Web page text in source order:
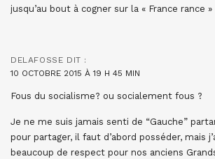
jusqu’au bout à cogner sur la « France rance
DELAFOSSE DIT :
10 OCTOBRE 2015 À 19 H 45 MIN
Fous du socialisme? ou socialement fous ?
Je ne me suis jamais senti de “Gauche”
pour partager, il faut d’abord posséder, mais
beaucoup de respect pour nos anciens